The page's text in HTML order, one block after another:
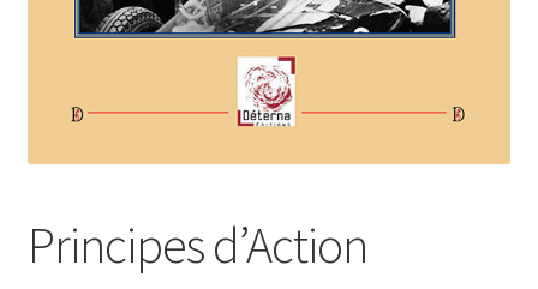
Politique de confidentialité et cookies
Soutien à Philippe Randa
Principes d’Action